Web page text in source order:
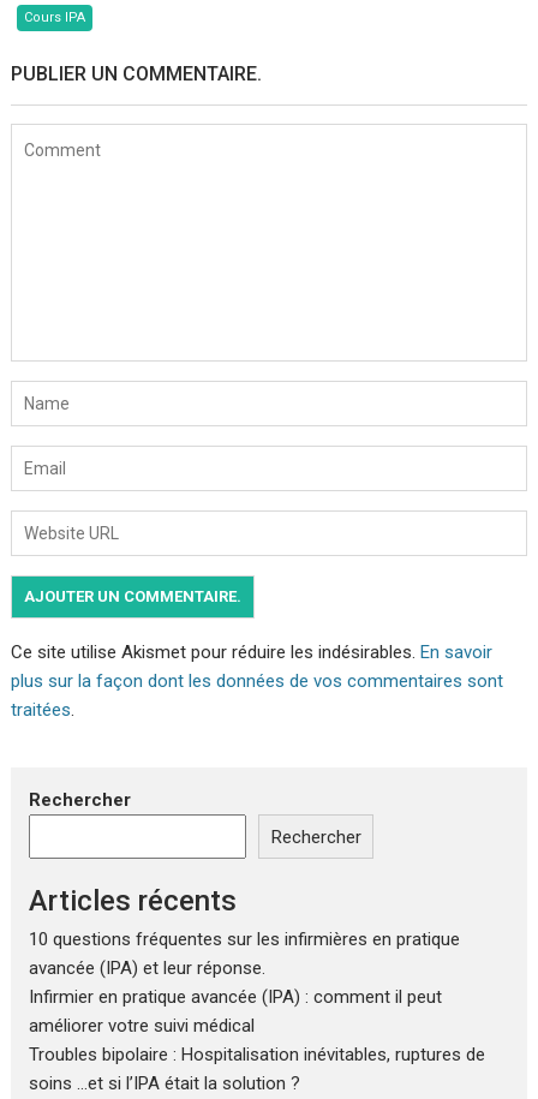
Cours IPA
PUBLIER UN COMMENTAIRE.
Ce site utilise Akismet pour réduire les indésirables.En savoir
plus sur la façon dont les données de vos commentaires sont
traitées.
Rechercher
Rechercher
Articles récents
10 questions fréquentes sur les infirmières en pratique
avancée (IPA) et leur réponse.
Infirmier en pratique avancée (IPA) : comment il peut
améliorer votre suivi médical
Troubles bipolaire : Hospitalisation inévitables, ruptures de
soins …et si l’IPA était la solution ?